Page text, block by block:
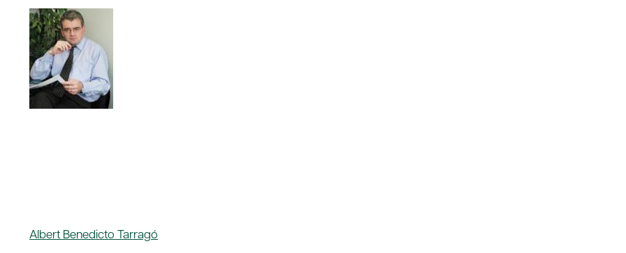
Albert Benedicto Tarragó